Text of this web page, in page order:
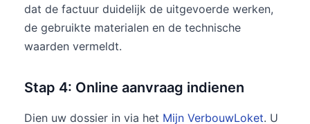
dat de factuur duidelijk de uitgevoerde werken,
de gebruikte materialen en de technische
waarden vermeldt.
Stap 4: Online aanvraag indienen
Dien uw dossier in via het Mijn VerbouwLoket. U